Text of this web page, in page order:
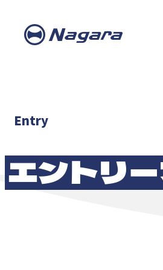
エントリー
Entry